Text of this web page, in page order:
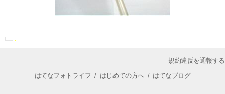
規約違反を通報する
はてなフォトライフ / はじめての方へ/ はてなブログ